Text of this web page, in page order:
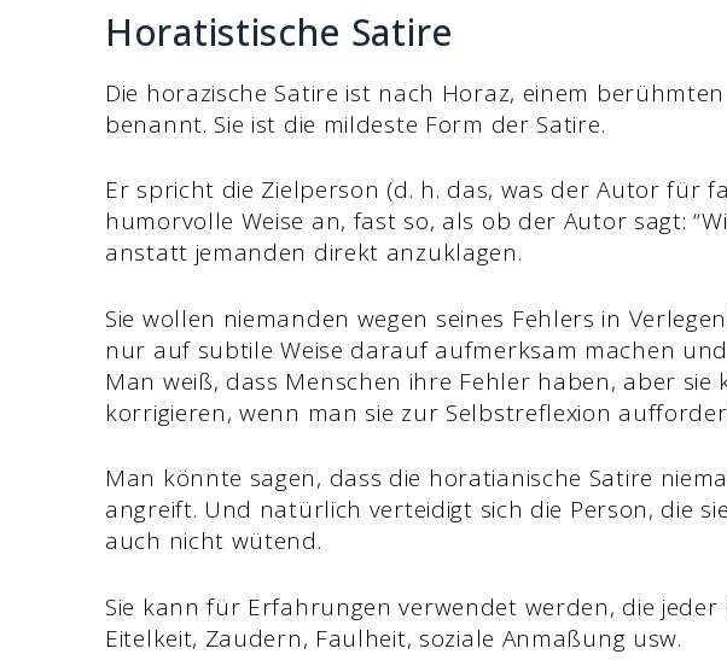
Horatistische Satire
Die horazische Satire ist nach Horaz, einem
benannt. Sie ist die mildeste Form der Satire.
Er spricht die Zielperson (d. h. das, was der Autor für
humorvolle Weise an, fast so, als ob der Autor sagt:
anstatt jemanden direkt anzuklagen.
Sie wollen niemanden wegen seines Fehlers in
nur auf subtile Weise darauf aufmerksam machen
Man weiß, dass Menschen ihre Fehler haben, aber sie
korrigieren, wenn man sie zur Selbstreflexion
Man könnte sagen, dass die horatianische Satire
angreift. Und natürlich verteidigt sich die Person, die
auch nicht wütend.
Sie kann für Erfahrungen verwendet werden, die jeder
Eitelkeit, Zaudern, Faulheit, soziale Anmaßung usw.